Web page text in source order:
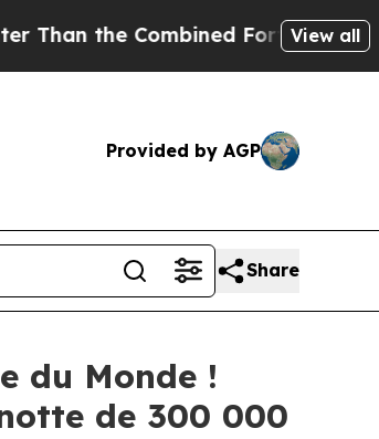
Fortunes of Jeff Bezos,
View all
Provided by AGP
Share
du Monde !
de 300 000